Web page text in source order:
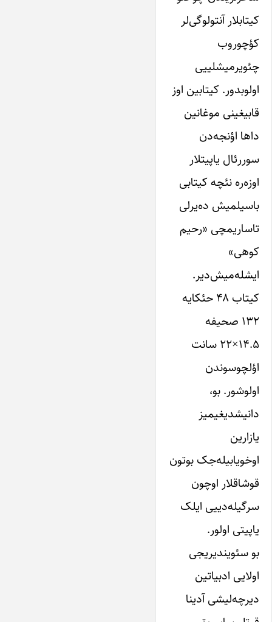
کیتابلار آنتولوگی‌لر
کؤچوروب
چئویرمیشلییی
اولوبدور. کیتابین اوز
قابیغینی موغانین
داها اؤنجه‌دن
سوررئال یاپیتلار
اوزه‌ره نئچه کیتابی
باسیلمیش ده‌یرلی
تاساریمچی «رحیم
کوهی»
ایشله‌میش‌دیر.
کیتاب ۴۸ حئکایه
۱۳۲ صحیفه‌
‌۱۴.۵×۲۲ سانت
اؤلچوسوندن
اولوشور. بو،
دانیشدیغیمیز
یازارین
اوخویا‌بیله‌جک بوتون
قوشاقلار اوچون
سرگیله‌دییی ایلک
یاپیتی اولور.
بو سئویندیریجی
اولایی ادبیاتین
دیرچه‌لیشی آدینا